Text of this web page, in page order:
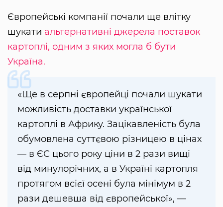
Європейські компанії почали ще влітку
шукати альтернативні джерела поставок
картоплі, одним з яких могла б бути
Україна.
«Ще в серпні європейці почали шукати
можливість доставки української
картоплі в Африку. Зацікавленість була
обумовлена суттєвою різницею в цінах
— в ЄС цього року ціни в 2 рази вищі
від минулорічних, а в Україні картопля
протягом всієї осені була мінімум в 2
рази дешевша від європейської», —